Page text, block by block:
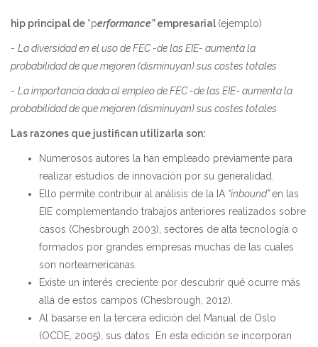
hip principal de “performance”empresarial (ejemplo)
- La diversidad en el uso de FEC -de las EIE- aumenta la
probabilidad de que mejoren (disminuyan) sus costes totales
- La importancia dada al empleo de FEC -de las EIE- aumenta la
probabilidad de que mejoren (disminuyan) sus costes totales
Las razones que justifican utilizarla son:
Numerosos autores la han empleado previamente para
realizar estudios de innovación por su generalidad.
Ello permite contribuir al análisis de la IA “inbound”en las
EIE complementando trabajos anteriores realizados sobre
casos (Chesbrough 2003), sectores de alta tecnología o
formados por grandes empresas muchas de las cuales
son norteamericanas.
Existe un interés creciente por descubrir qué ocurre más
allá de estos campos (Chesbrough, 2012).
Al basarse en la tercera edición del Manual de Oslo
(OCDE, 2005), sus datos En esta edición se incorporan